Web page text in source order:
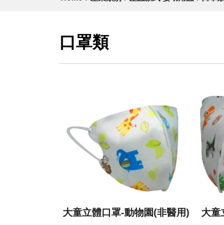
口罩類
大童立體口罩-動物園(非醫用) 大童